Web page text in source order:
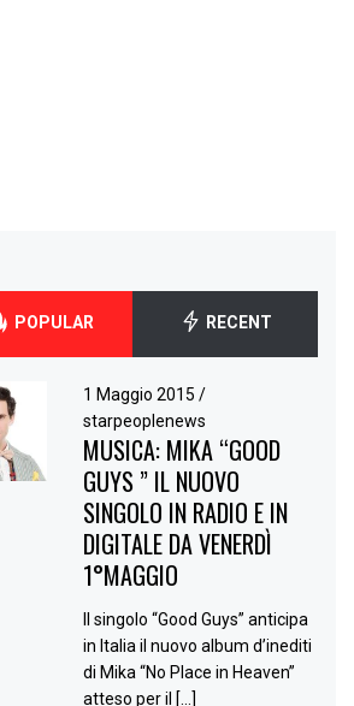
POPULAR RECENT
1 Maggio 2015 /
starpeoplenews
MUSICA: MIKA “GOOD
GUYS ” IL NUOVO
SINGOLO IN RADIO E IN
DIGITALE DA VENERDÌ
1°MAGGIO
Il singolo “Good Guys” anticipa
in Italia il nuovo album d’inediti
di Mika “No Place in Heaven”
atteso per il […]